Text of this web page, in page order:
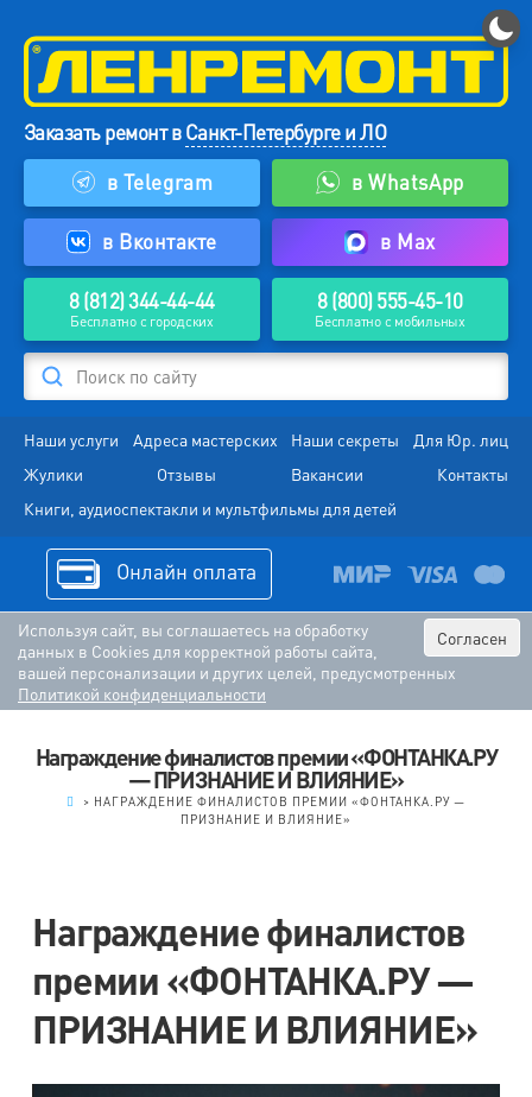
Заказать ремонт вСанкт-Петербурге и ЛО
в Telegram
в WhatsApp
в Вконтакте в Max
8 (812) 344-44-44
Бесплатно с городских
8 (800) 555-45-10
Бесплатно с мобильных
Поиск по сайту
Наши услуги Адреса мастерских Наши секреты
Для Юр. лиц
Жулики
Отзывы Вакансии
Контакты
Книги, аудиоспектакли и мультфильмы для детей
Онлайн оплата
Согласен
Используя сайт, вы соглашаетесь на обработку
данных в Cookies для корректной работы сайта,
вашей персонализации и других целей, предусмотренных
Политикой конфиденциальности
Награждение финалистов премии «ФОНТАНКА.РУ
— ПРИЗНАНИЕ И ВЛИЯНИЕ»
> НАГРАЖДЕНИЕ ФИНАЛИСТОВ ПРЕМИИ «ФОНТАНКА.РУ —
ПРИЗНАНИЕ И ВЛИЯНИЕ»
Награждение финалистов
премии «ФОНТАНКА.РУ —
ПРИЗНАНИЕ И ВЛИЯНИЕ»